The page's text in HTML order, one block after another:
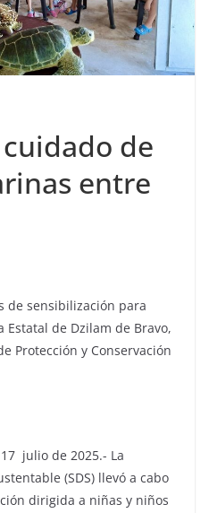
de
entre
de sensibilización para
Estatal de Dzilam de Bravo,
Protección y Conservación
julio de 2025.- La
(SDS) llevó a cabo
dirigida a niñas y niños